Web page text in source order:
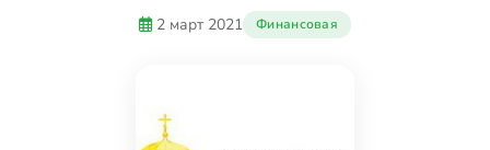
2 март 2021 Финансовая